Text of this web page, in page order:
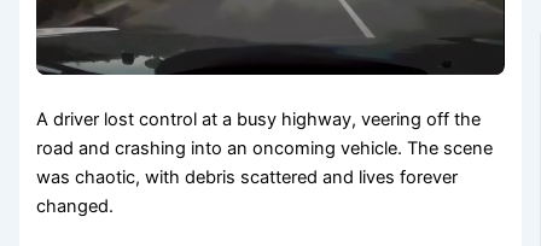
A driver lost control at a busy highway, veering off the
road and crashing into an oncoming vehicle. The scene
was chaotic, with debris scattered and lives forever
changed.